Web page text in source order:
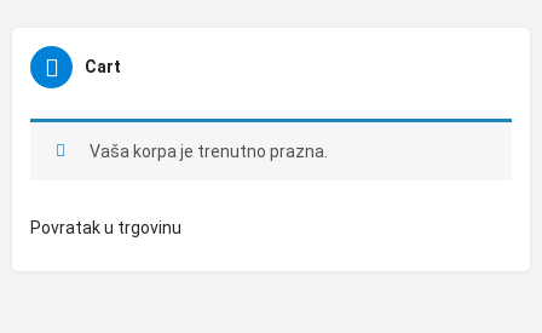
Cart
Vaša korpa je trenutno prazna.
Povratak u trgovinu